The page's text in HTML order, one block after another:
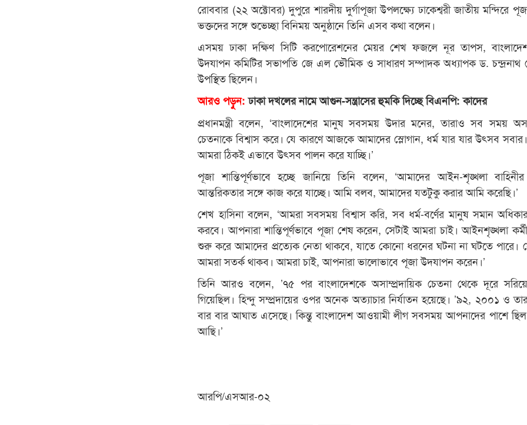
রোববার (২২ অক্টোবর) দুপুরে শারদীয় দুর্গাপূজা উপলক্ষ্যে ঢাকেশ্বরী জাতীয় মন্দিরে
ভক্তদের সঙ্গে শুভেচ্ছা বিনিময় অনুষ্ঠানে তিনি এসব কথা বলেন।
এসময় ঢাকা দক্ষিণ সিটি করপোরেশনের মেয়র শেখ ফজলে নূর তাপস,
উদযাপন কমিটির সভাপতি জে এল ভৌমিক ও সাধারণ সম্পাদক অধ্যাপক ড. চন্দ্রনাথ
উপস্থিত ছিলেন।
আরও পড়ুন:ঢাকা দখলের নামে আগুন-সন্ত্রাসের হুমকি দিচ্ছে বিএনপি: কাদের
প্রধানমন্ত্রী বলেন, ‘বাংলাদেশের মানুষ সবসময় উদার মনের, তারাও সব সময়
চেতনাকে বিশ্বাস করে। যে কারণে আজকে আমাদের স্লোগান, ধর্ম যার যার উৎসব
আমরা ঠিকই এভাবে উৎসব পালন করে যাচ্ছি।’
পূজা শান্তিপূর্ণভাবে হচ্ছে জানিয়ে তিনি বলেন, ‘আমাদের আইন-শৃঙ্খলা
আন্তরিকতার সঙ্গে কাজ করে যাচ্ছে। আমি বলব, আমাদের যতটুকু করার আমি করেছি।’
শেখ হাসিনা বলেন, ‘আমরা সবসময় বিশ্বাস করি, সব ধর্ম-বর্ণের মানুষ সমান
করবে। আপনারা শান্তিপূর্ণভাবে পূজা শেষ করেন, সেটাই আমরা চাই। আইনশৃঙ্খলা
শুরু করে আমাদের প্রত্যেক নেতা থাকবে, যাতে কোনো ধরনের ঘটনা না ঘটতে পারে।
আমরা সতর্ক থাকব। আমরা চাই, আপনারা ভালোভাবে পূজা উদযাপন করেন।’
তিনি আরও বলেন, ’৭৫ পর বাংলাদেশকে অসাম্প্রদায়িক চেতনা থেকে দূরে
গিয়েছিল। হিন্দু সম্প্রদায়ের ওপর অনেক অত্যাচার নির্যাতন হয়েছে। ’৯২, ২০০১ ও
বার বার আঘাত এসেছে। কিন্তু বাংলাদেশ আওয়ামী লীগ সবসময় আপনাদের পাশে
আছি।’
আরপি/এসআর-০২